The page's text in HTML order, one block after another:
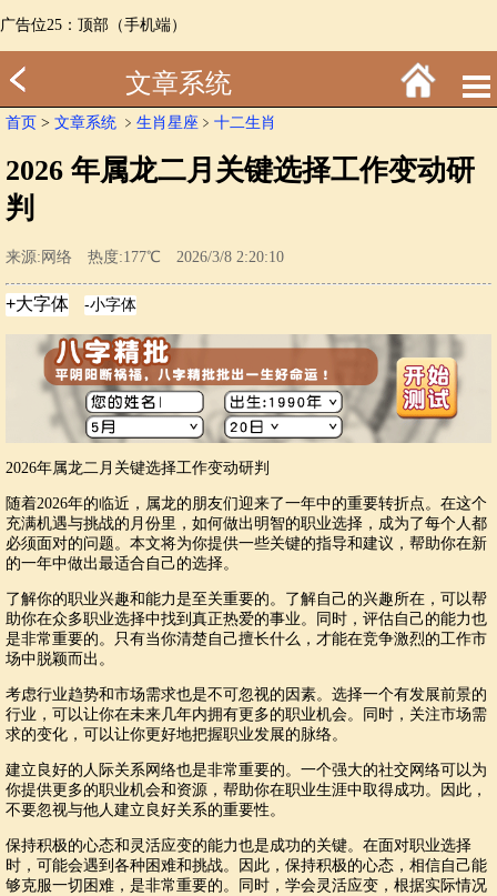
广告位25：顶部（手机端）
文章系统
首页 > 文章系统 ﹥ 生肖星座 ﹥ 十二生肖
2026 年属龙二月关键选择工作变动研
判
来源:网络 热度:177℃ 2026/3/8 2:20:10
2026年属龙二月关键选择工作变动研判
随着2026年的临近，属龙的朋友们迎来了一年中的重要转折点。在这个
充满机遇与挑战的月份里，如何做出明智的职业选择，成为了每个人都
必须面对的问题。本文将为你提供一些关键的指导和建议，帮助你在新
的一年中做出最适合自己的选择。
了解你的职业兴趣和能力是至关重要的。了解自己的兴趣所在，可以帮
助你在众多职业选择中找到真正热爱的事业。同时，评估自己的能力也
是非常重要的。只有当你清楚自己擅长什么，才能在竞争激烈的工作市
场中脱颖而出。
考虑行业趋势和市场需求也是不可忽视的因素。选择一个有发展前景的
行业，可以让你在未来几年内拥有更多的职业机会。同时，关注市场需
求的变化，可以让你更好地把握职业发展的脉络。
建立良好的人际关系网络也是非常重要的。一个强大的社交网络可以为
你提供更多的职业机会和资源，帮助你在职业生涯中取得成功。因此，
不要忽视与他人建立良好关系的重要性。
保持积极的心态和灵活应变的能力也是成功的关键。在面对职业选择
时，可能会遇到各种困难和挑战。因此，保持积极的心态，相信自己能
够克服一切困难，是非常重要的。同时，学会灵活应变，根据实际情况